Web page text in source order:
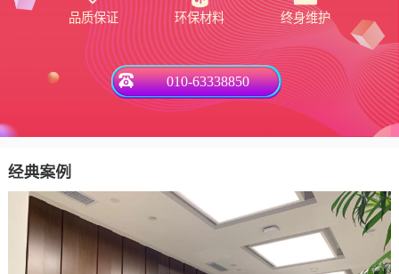
品质保证 环保材料 终身维护
010-63338850